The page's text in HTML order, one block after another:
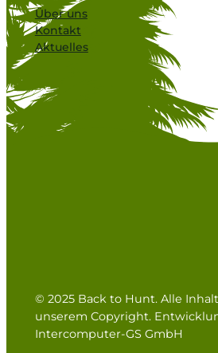
Über uns
Kontakt
Aktuelles
© 2025 Back to Hunt. Alle
unserem Copyright.
Intercomputer-GS GmbH